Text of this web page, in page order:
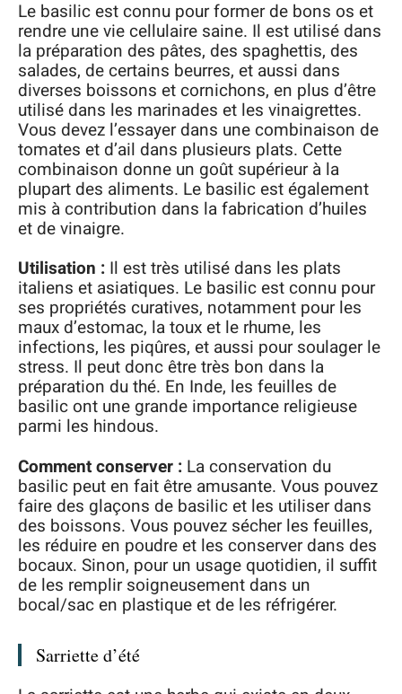
Le basilic est connu pour former de bons os et
rendre une vie cellulaire saine. Il est utilisé dans
la préparation des pâtes, des spaghettis, des
salades, de certains beurres, et aussi dans
diverses boissons et cornichons, en plus d’être
utilisé dans les marinades et les vinaigrettes.
Vous devez l’essayer dans une combinaison de
tomates et d’ail dans plusieurs plats. Cette
combinaison donne un goût supérieur à la
plupart des aliments. Le basilic est également
mis à contribution dans la fabrication d’huiles
et de vinaigre.
Utilisation : Il est très utilisé dans les plats
italiens et asiatiques. Le basilic est connu pour
ses propriétés curatives, notamment pour les
maux d’estomac, la toux et le rhume, les
infections, les piqûres, et aussi pour soulager le
stress. Il peut donc être très bon dans la
préparation du thé. En Inde, les feuilles de
basilic ont une grande importance religieuse
parmi les hindous.
Comment conserver : La conservation du
basilic peut en fait être amusante. Vous pouvez
faire des glaçons de basilic et les utiliser dans
des boissons. Vous pouvez sécher les feuilles,
les réduire en poudre et les conserver dans des
bocaux. Sinon, pour un usage quotidien, il suffit
de les remplir soigneusement dans un
bocal/sac en plastique et de les réfrigérer.
Sarriette d’été